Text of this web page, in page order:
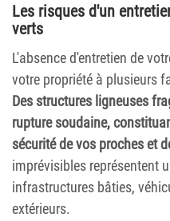
Les risques d'un
verts
L'absence d'entretien de
votre propriété à plusieurs
Des structures ligneuses
rupture soudaine,
sécurité de vos proches et
imprévisibles représentent
infrastructures bâties,
extérieurs.